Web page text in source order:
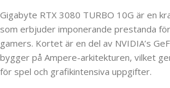
Gigabyte RTX 3080 TURBO 10G är en
som erbjuder imponerande prestanda
gamers. Kortet är en del av NVIDIA’s
bygger på Ampere-arkitekturen, vilket
för spel och grafikintensiva uppgifter.